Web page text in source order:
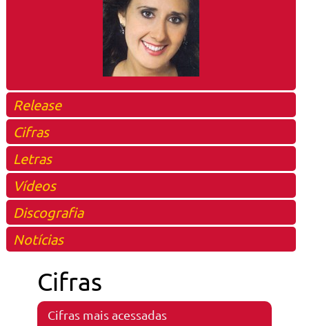
Release
Cifras
Letras
Vídeos
Discografia
Notícias
Cifras
Cifras mais acessadas